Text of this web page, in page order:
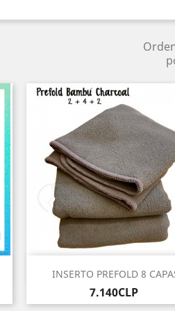
INSERTO PREFOLD 8
Precio
7.140CLP
Vista rápida